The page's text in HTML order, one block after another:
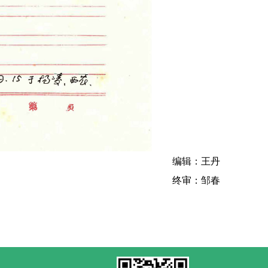
编辑：王丹
终审：邹春